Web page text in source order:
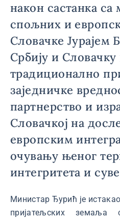
након састанка
спољних и
Словачке Јурајем
Србију и Словачку
традиционално
заједничке
партнерство и
Словачкој на
европским
очувању њеног
интегритета и
Министар Ђурић је
пријатељских